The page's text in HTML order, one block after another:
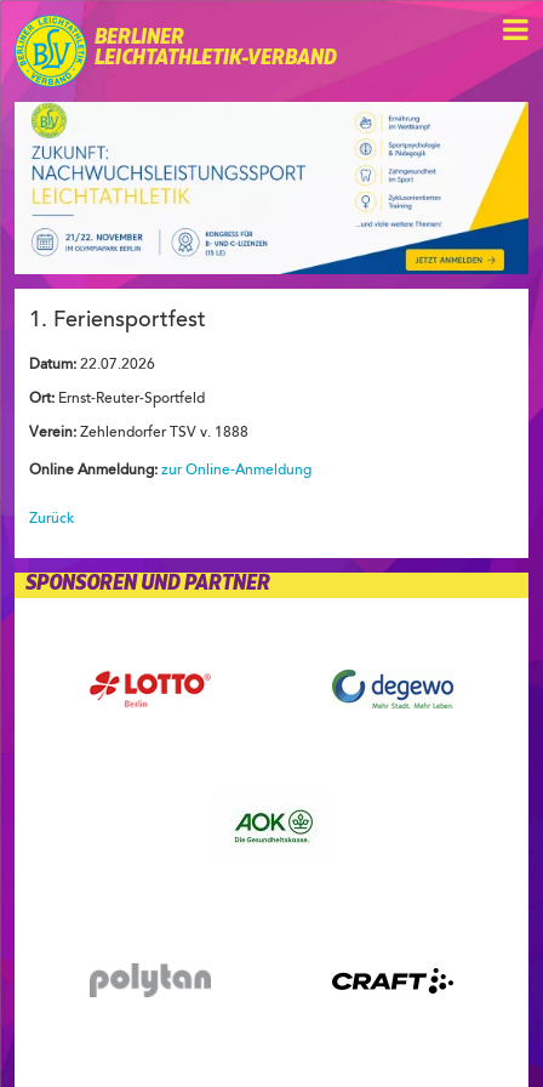
BERLINER
LEICHTATHLETIK-VERBAND
1. Feriensportfest
Datum: 22.07.2026
Ort: Ernst-Reuter-Sportfeld
Verein: Zehlendorfer TSV v. 1888
Online Anmeldung: zur Online-Anmeldung
Zurück
SPONSOREN UND PARTNER